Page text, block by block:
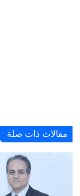
مقالات ذات صلة